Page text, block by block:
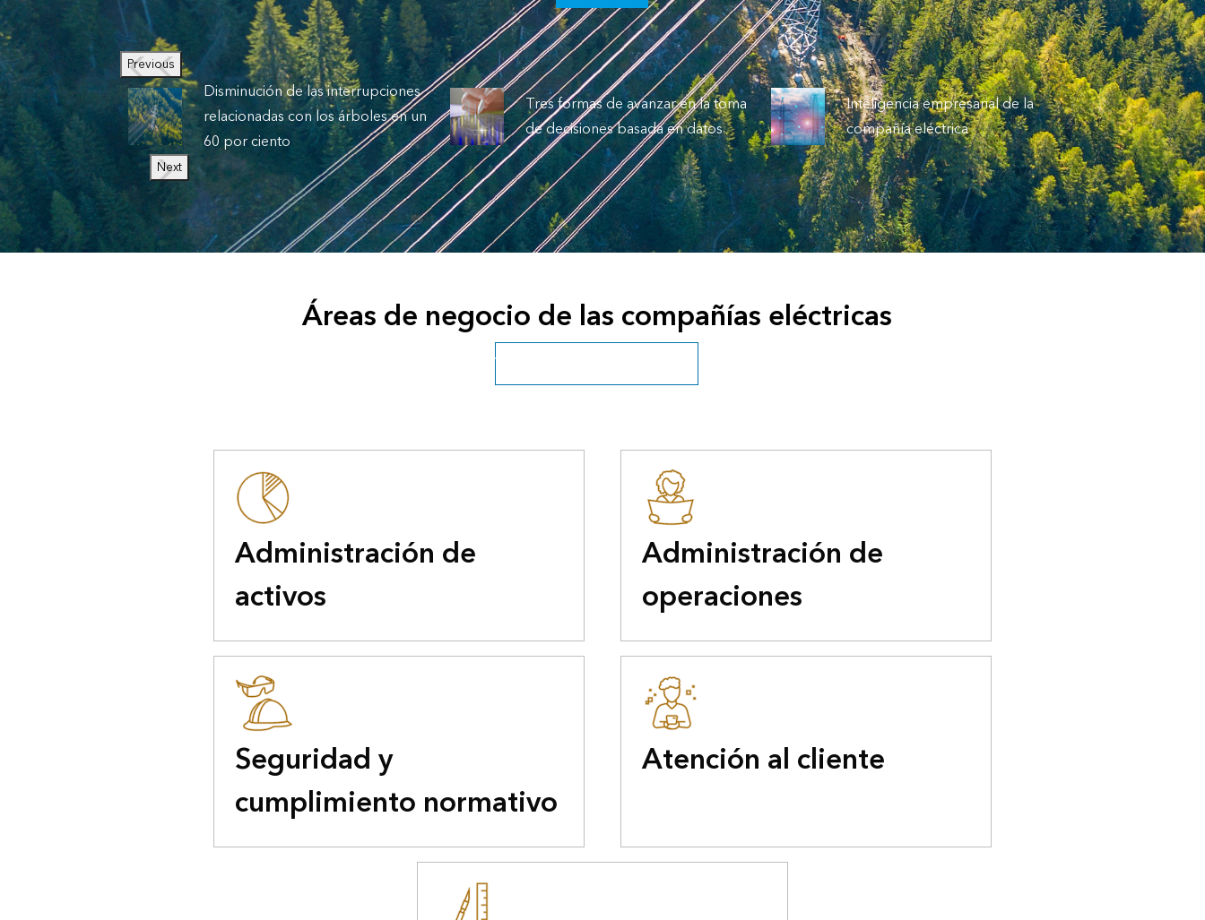
Previous
Disminución de las interrupciones
relacionadas con los árboles en un
60 por ciento
Tres formas de avanzar en la toma
de decisiones basada en datos
Inteligencia empresarial de la
compañía eléctrica
Next
Áreas de negocio de las compañías eléctricas
Ver todos los servicios públicos
Administración de
activos
Administración de
operaciones
Seguridad y
cumplimiento normativo
Atención al cliente